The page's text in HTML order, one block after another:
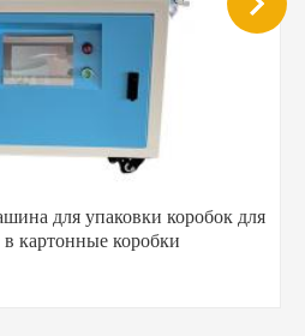
для упаковки коробок для
картонные коробки